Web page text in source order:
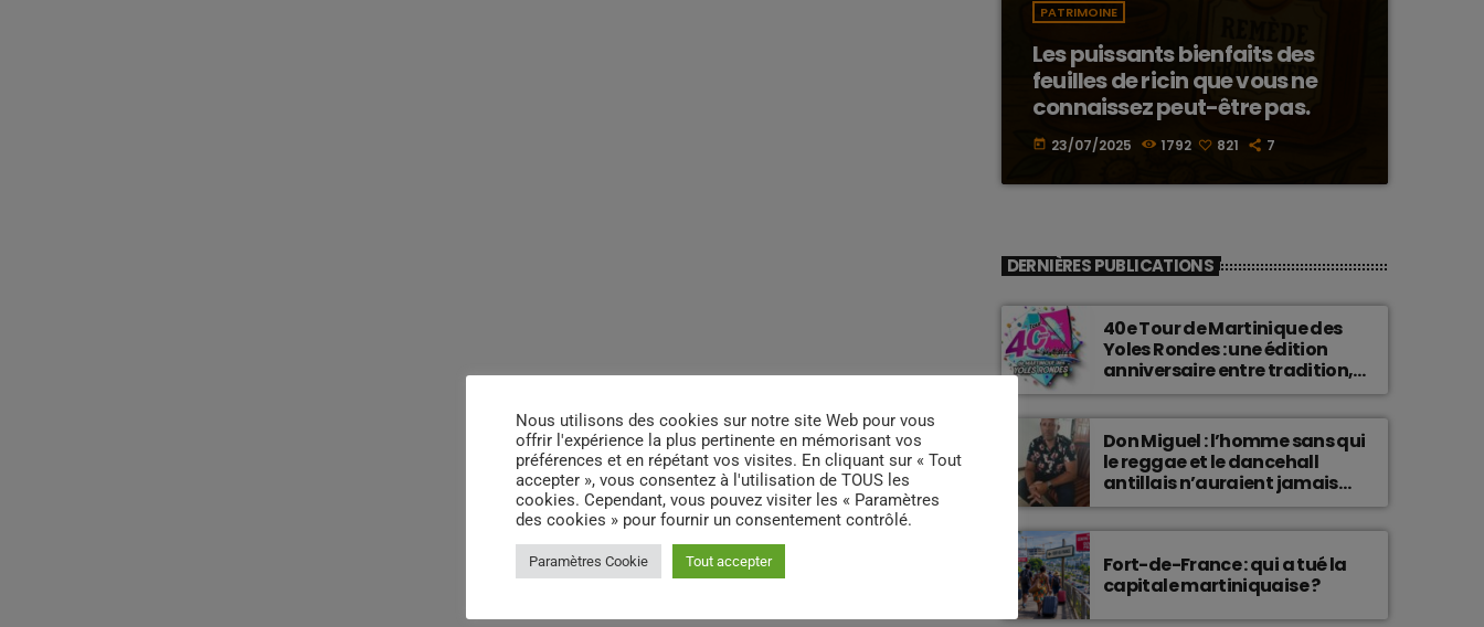
PATRIMOINE
Les puissants bienfaits des
feuilles de ricin que vous ne
connaissez peut-être pas.
today 23/07/2025 1792 821 7
DERNIÈRES PUBLICATIONS
40e Tour de Martinique des
Yoles Rondes : une édition
anniversaire entre tradition,
passion et fierté
martiniquaise.
Don Miguel : l’homme sans qui
le reggae et le dancehall
antillais n’auraient jamais
connu une telle histoire.
Fort-de-France : qui a tué la
capitale martiniquaise ?
Nous utilisons des cookies sur notre site Web pour vous
offrir l'expérience la plus pertinente en mémorisant vos
préférences et en répétant vos visites. En cliquant sur « Tout
accepter », vous consentez à l'utilisation de TOUS les
cookies. Cependant, vous pouvez visiter les « Paramètres
des cookies » pour fournir un consentement contrôlé.
Paramètres Cookie Tout accepter